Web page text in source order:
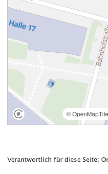
Verantwortlich für diese Seite: